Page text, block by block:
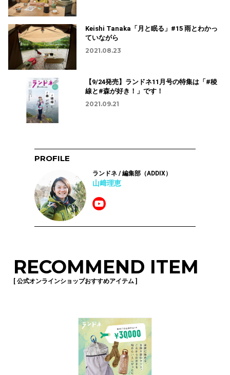
Keishi Tanaka「月と眠る」#15 雨とわかっ
ていながら
2021.08.23
【9/24発売】ランドネ11月号の特集は「#稜
線と#森が好き！」です！
2021.09.21
PROFILE
ランドネ / 編集部（ADDIX）
山﨑理恵
RECOMMEND ITEM
[ 公式オンラインショップおすすめアイテム ]